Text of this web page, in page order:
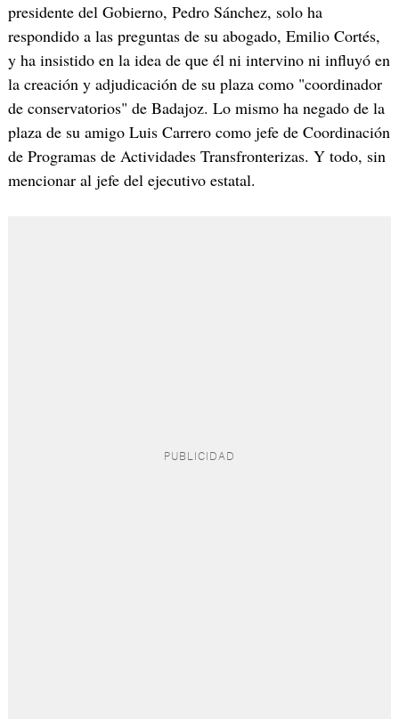
presidente del Gobierno, Pedro Sánchez, solo ha
respondido a las preguntas de su abogado, Emilio Cortés,
y ha insistido en la idea de que él ni intervino ni influyó en
la creación y adjudicación de su plaza como "coordinador
de conservatorios" de Badajoz. Lo mismo ha negado de la
plaza de su amigo Luis Carrero como jefe de Coordinación
de Programas de Actividades Transfronterizas. Y todo, sin
mencionar al jefe del ejecutivo estatal.